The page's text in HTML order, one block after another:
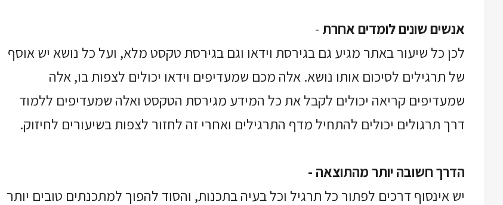
אנשים שונים לומדים אחרת -
לכן כל שיעור באתר מגיע גם בגירסת וידאו וגם בגירסת טקסט מלא, ועל כל נושא יש אוסף
של תרגילים לסיכום אותו נושא. אלה מכם שמעדיפים וידאו יכולים לצפות בו, אלה
שמעדיפים קריאה יכולים לקבל את כל המידע מגירסת הטקסט ואלה שמעדיפים ללמוד
דרך תרגולים יכולים להתחיל מדף התרגילים ואחרי זה לחזור לצפות בשיעורים לחיזוק.
הדרך חשובה יותר מהתוצאה -
יש אינסוף דרכים לפתור כל תרגיל וכל בעיה בתכנות, והסוד להפוך למתכנתים טובים יותר